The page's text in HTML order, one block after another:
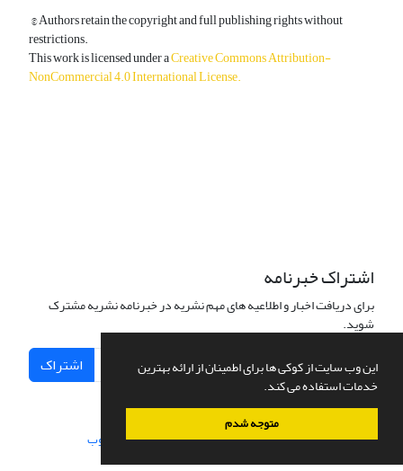
این وب سایت از کوکی ها برای اطمینان از ارائه بهترین
خدمات استفاده می کند.
متوجه شدم
© Authors retain the copyright and full publishing rights without
restrictions.
This work is licensed under aCreative Commons Attribution-
NonCommercial 4.0 International License.
اشتراک خبرنامه
برای دریافت اخبار و اطلاعیه های مهم نشریه در خبرنامه نشریه مشترک
شوید.
اشتراک
سامانه مدیریت نشریات علمی.طراحی و پیاده سازی از سیناوب